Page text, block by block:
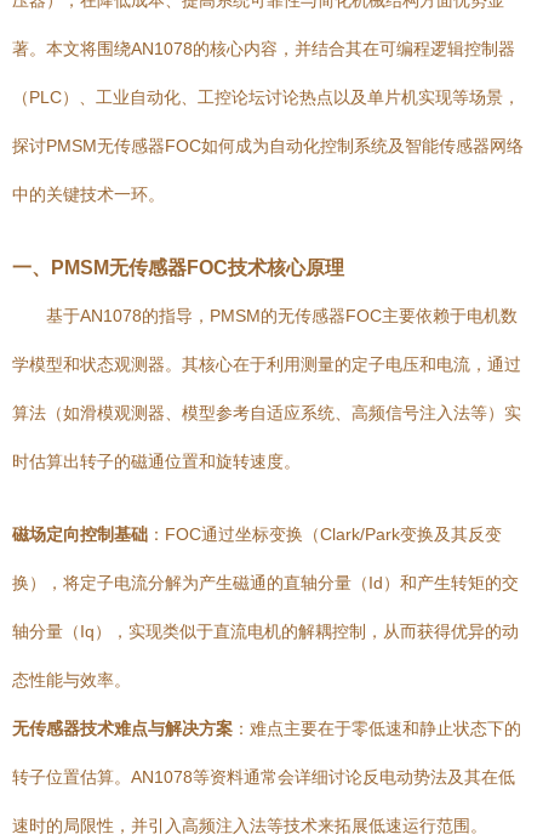
著。本文将围绕AN1078的核心内容，并结合其在可编程逻辑控制器
（PLC）、工业自动化、工控论坛讨论热点以及单片机实现等场景，
探讨PMSM无传感器FOC如何成为自动化控制系统及智能传感器网络
中的关键技术一环。
一、PMSM无传感器FOC技术核心原理
基于AN1078的指导，PMSM的无传感器FOC主要依赖于电机数
学模型和状态观测器。其核心在于利用测量的定子电压和电流，通过
算法（如滑模观测器、模型参考自适应系统、高频信号注入法等）实
时估算出转子的磁通位置和旋转速度。
磁场定向控制基础 ：FOC通过坐标变换（Clark/Park变换及其反变
换），将定子电流分解为产生磁通的直轴分量（Id）和产生转矩的交
轴分量（Iq），实现类似于直流电机的解耦控制，从而获得优异的动
态性能与效率。
无传感器技术难点与解决方案 ：难点主要在于零低速和静止状态下的
转子位置估算。AN1078等资料通常会详细讨论反电动势法及其在低
速时的局限性，并引入高频注入法等技术来拓展低速运行范围。